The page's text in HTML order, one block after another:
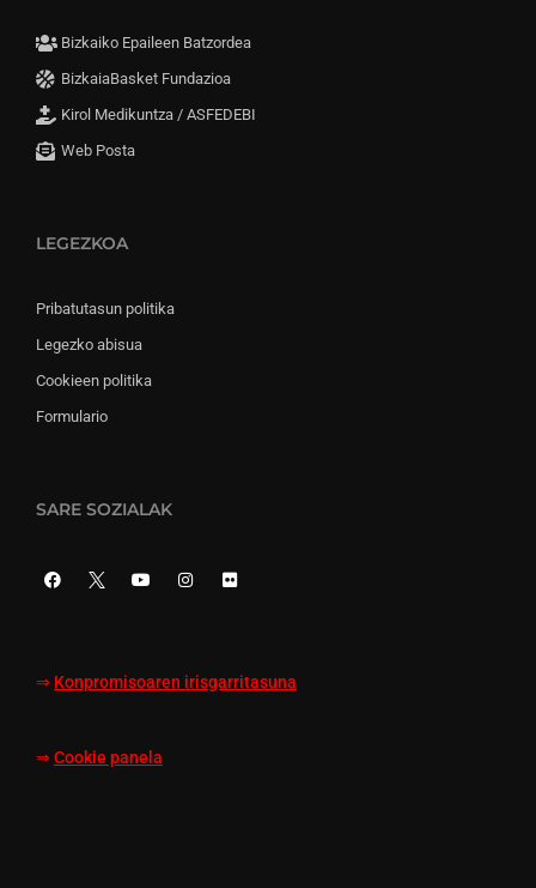
Bizkaiko Epaileen Batzordea
BizkaiaBasket Fundazioa
Kirol Medikuntza / ASFEDEBI
Web Posta
LEGEZKOA
Pribatutasun politika
Legezko abisua
Cookieen politika
Formulario
SARE SOZIALAK
⇒ Konpromisoaren irisgarritasuna
⇒ Cookie panela